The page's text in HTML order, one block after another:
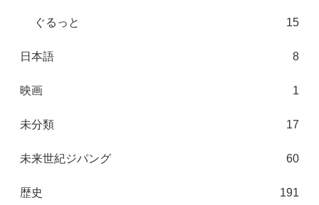
ぐるっと 15
日本語 8
映画 1
未分類 17
未来世紀ジパング 60
歴史 191